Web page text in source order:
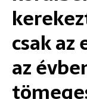
csak
az